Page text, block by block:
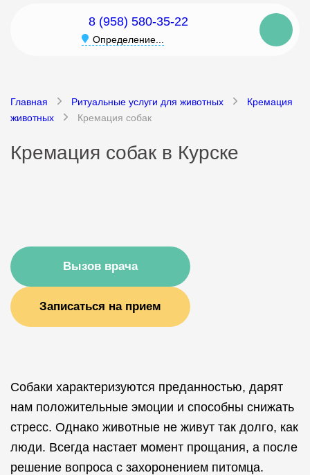
8 (958) 580-35-22
Определение...
Главная Ритуальные услуги для животных
Кремация
животных
Кремация собак
Кремация собак в Курске
Вызов врача
Записаться на прием
Собаки характеризуются преданностью, дарят
нам положительные эмоции и способны снижать
стресс. Однако животные не живут так долго, как
люди. Всегда настает момент прощания, а после
решение вопроса с захоронением питомца.